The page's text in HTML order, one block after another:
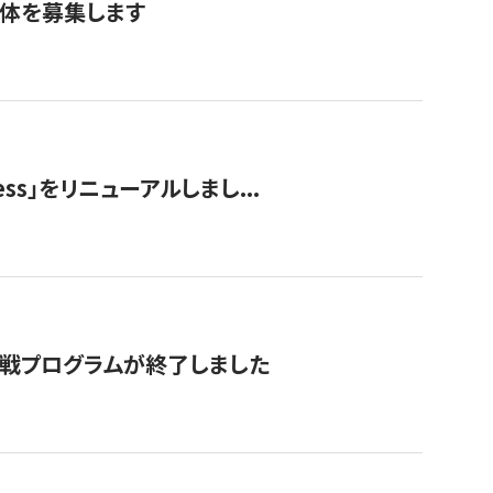
を募集します
」をリニューアルしまし...
プログラムが終了しました